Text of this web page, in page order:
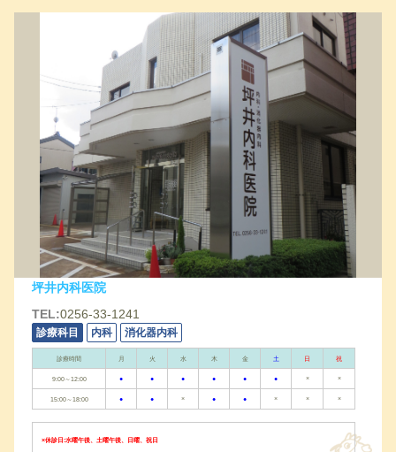
坪井内科医院
TEL:0256-33-1241
診療科目 内科 消化器内科
診療時間 月 火 水 木 金 土 日 祝
9:00～12:00 ● ● ● ● ● ● × ×
15:00～18:00 ● ● × ● ● × × ×
×休診日:水曜午後、土曜午後、日曜、祝日